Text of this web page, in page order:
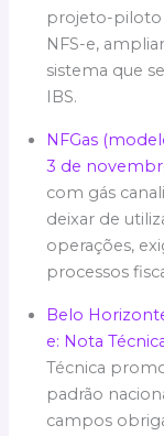
projeto-piloto
NFS-e,
sistema que
IBS.
NFGas
3 de
com gás
deixar de
operações,
processos
Belo
e: Nota
Técnica
padrão
campos